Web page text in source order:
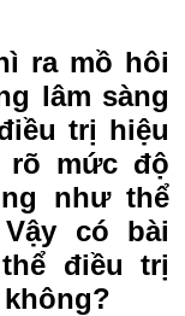
ra mồ hôi
lâm sàng
trị hiệu
rõ mức độ
như thể
có bài
điều trị